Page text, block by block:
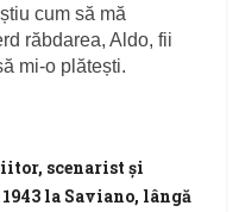
cum să mă
răbdarea, Aldo, fii
mi‑o plătești.
scenarist și
la Saviano, lângă